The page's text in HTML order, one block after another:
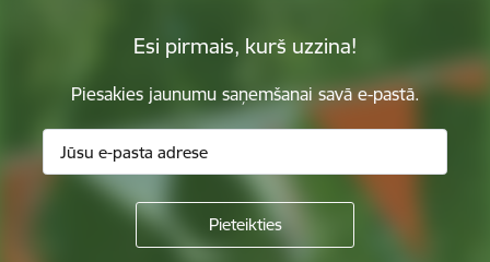
Esi pirmais, kurš uzzina!
Piesakies jaunumu saņemšanai savā e-pastā.